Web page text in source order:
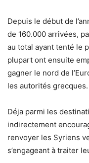
Depuis le début de
de 160.000 arrivées,
au total ayant tenté le
plupart ont ensuite
gagner le nord de
les autorités grecques.
Déja parmi les
indirectement
renvoyer les Syriens
s’engageant à traiter